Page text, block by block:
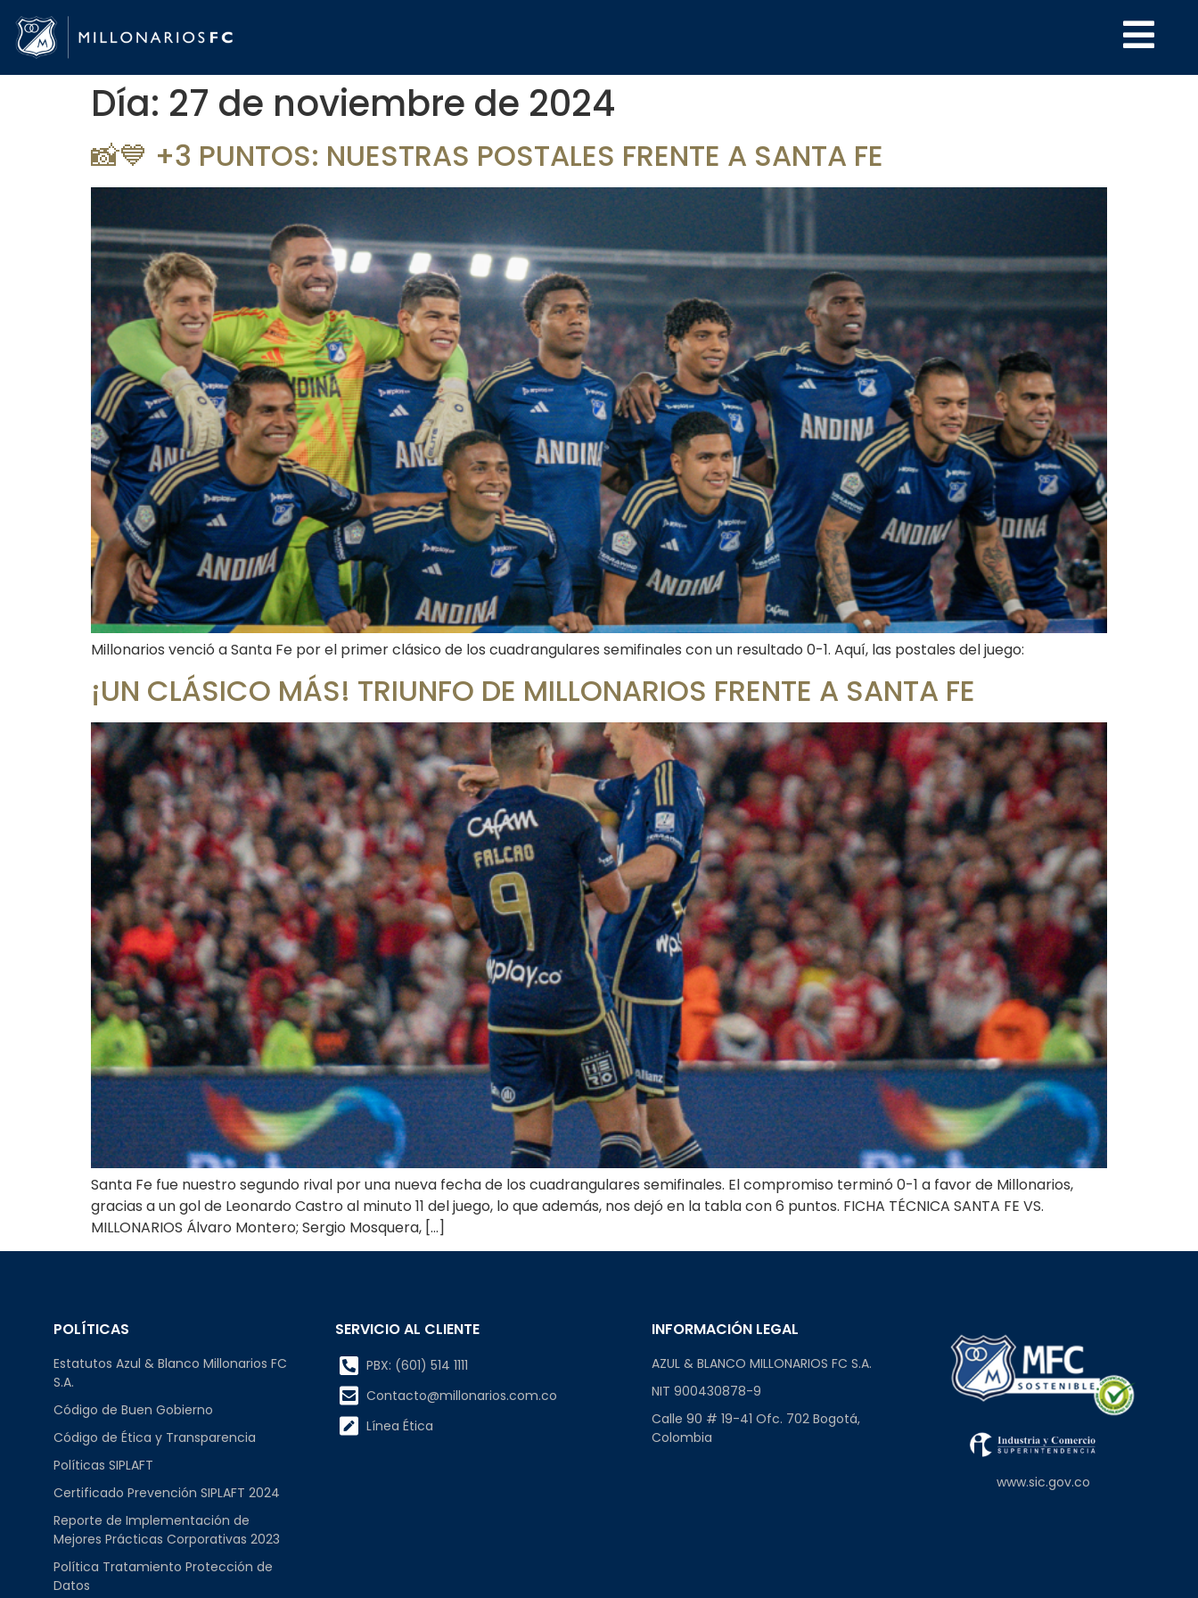
Día: 27 de noviembre de 2024
📸💙 +3 PUNTOS: NUESTRAS POSTALES FRENTE A SANTA FE
Millonarios venció a Santa Fe por el primer clásico de los cuadrangulares semifinales con un resultado 0-1. Aquí, las postales del juego:
¡UN CLÁSICO MÁS! TRIUNFO DE MILLONARIOS FRENTE A SANTA FE
Santa Fe fue nuestro segundo rival por una nueva fecha de los cuadrangulares semifinales. El compromiso terminó 0-1 a favor de Millonarios,
gracias a un gol de Leonardo Castro al minuto 11 del juego, lo que además, nos dejó en la tabla con 6 puntos. FICHA TÉCNICA SANTA FE VS.
MILLONARIOS Álvaro Montero; Sergio Mosquera, […]
POLÍTICAS
Estatutos Azul & Blanco Millonarios FC
S.A.
Código de Buen Gobierno
Código de Ética y Transparencia
Políticas SIPLAFT
Certificado Prevención SIPLAFT 2024
Reporte de Implementación de
Mejores Prácticas Corporativas 2023
Política Tratamiento Protección de
Datos
SERVICIO AL CLIENTE
PBX: (601) 514 1111
Contacto@millonarios.com.co
Línea Ética
INFORMACIÓN LEGAL
AZUL & BLANCO MILLONARIOS FC S.A.
NIT 900430878-9
Calle 90 # 19-41 Ofc. 702 Bogotá,
Colombia
www.sic.gov.co